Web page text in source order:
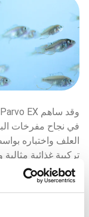
في نجاح مفرخات
تركيبة غذائية
المفرخات في